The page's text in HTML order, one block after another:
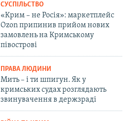
СУСПІЛЬСТВО
«Крим – не Росія»: маркетплейс
Ozon припинив прийом нових
замовлень на Кримському
півострові
ПРАВА ЛЮДИНИ
Мить – і ти шпигун. Як у
кримських судах розглядають
звинувачення в держзраді